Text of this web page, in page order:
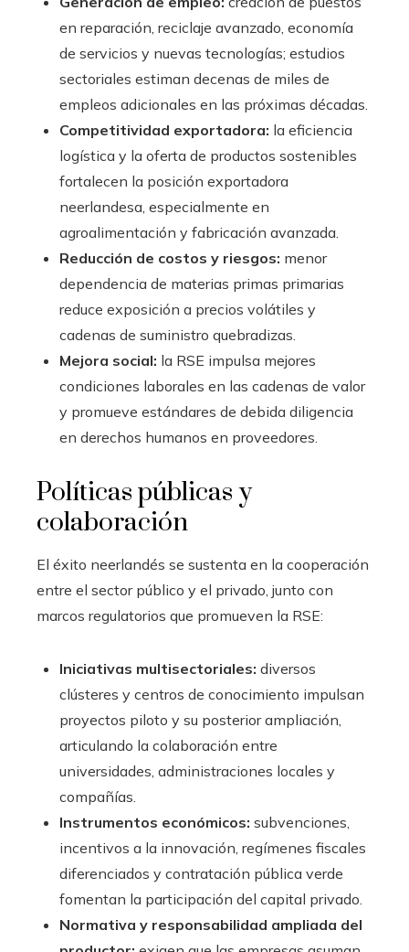
en reparación, reciclaje avanzado, economía
de servicios y nuevas tecnologías; estudios
sectoriales estiman decenas de miles de
empleos adicionales en las próximas décadas.
Competitividad exportadora: la eficiencia
logística y la oferta de productos sostenibles
fortalecen la posición exportadora
neerlandesa, especialmente en
agroalimentación y fabricación avanzada.
Reducción de costos y riesgos: menor
dependencia de materias primas primarias
reduce exposición a precios volátiles y
cadenas de suministro quebradizas.
Mejora social: la RSE impulsa mejores
condiciones laborales en las cadenas de valor
y promueve estándares de debida diligencia
en derechos humanos en proveedores.
Políticas públicas y
colaboración
El éxito neerlandés se sustenta en la cooperación
entre el sector público y el privado, junto con
marcos regulatorios que promueven la RSE:
Iniciativas multisectoriales: diversos
clústeres y centros de conocimiento impulsan
proyectos piloto y su posterior ampliación,
articulando la colaboración entre
universidades, administraciones locales y
compañías.
Instrumentos económicos: subvenciones,
incentivos a la innovación, regímenes fiscales
diferenciados y contratación pública verde
fomentan la participación del capital privado.
Normativa y responsabilidad ampliada del